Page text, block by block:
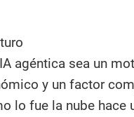
agéntica sea un
y un factor
lo fue la nube hace